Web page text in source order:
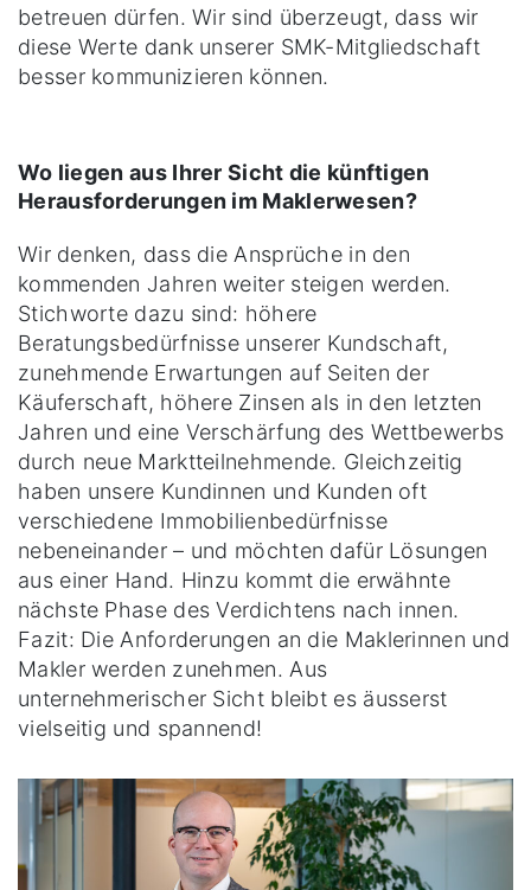
betreuen dürfen. Wir sind überzeugt, dass wir
diese Werte dank unserer SMK-Mitgliedschaft
besser kommunizieren können.
Wo liegen aus Ihrer Sicht die künftigen
Herausforderungen im Maklerwesen?
Wir denken, dass die Ansprüche in den
kommenden Jahren weiter steigen werden.
Stichworte dazu sind: höhere
Beratungsbedürfnisse unserer Kundschaft,
zunehmende Erwartungen auf Seiten der
Käuferschaft, höhere Zinsen als in den letzten
Jahren und eine Verschärfung des Wettbewerbs
durch neue Marktteilnehmende. Gleichzeitig
haben unsere Kundinnen und Kunden oft
verschiedene Immobilienbedürfnisse
nebeneinander – und möchten dafür Lösungen
aus einer Hand. Hinzu kommt die erwähnte
nächste Phase des Verdichtens nach innen.
Fazit: Die Anforderungen an die Maklerinnen und
Makler werden zunehmen. Aus
unternehmerischer Sicht bleibt es äusserst
vielseitig und spannend!